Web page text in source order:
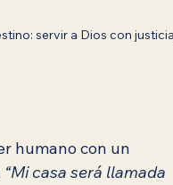
servir a Dios con
humano con un
“Mi casa será llamada